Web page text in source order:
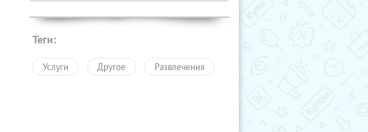
Теги:
Услуги Другое Развлечения